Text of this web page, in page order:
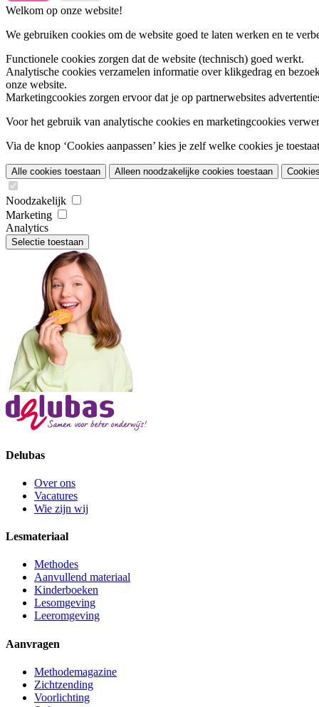
Welkom op onze website!
We gebruiken cookies om de website goed te laten werken en te
Functionele cookies zorgen dat de website (technisch) goed werkt.
Analytische cookies verzamelen informatie over klikgedrag en
onze website.
Marketingcookies zorgen ervoor dat je op partnerwebsites
Voor het gebruik van analytische cookies en marketingcookies
Via de knop ‘Cookies aanpassen’ kies je zelf welke cookies je
Alle cookies toestaan Alleen noodzakelijke cookies toestaan
Noodzakelijk
Marketing
Analytics
Selectie toestaan
Delubas
Over ons
Vacatures
Wie zijn wij
Lesmateriaal
Methodes
Aanvullend materiaal
Kinderboeken
Lesomgeving
Leeromgeving
Aanvragen
Methodemagazine
Zichtzending
Voorlichting